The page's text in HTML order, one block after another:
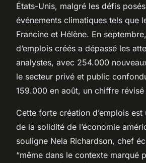
États-Unis, malgré les défis
événements climatiques tels que
Francine et Hélène. En
d’emplois créés a dépassé les
analystes, avec 254.000
le secteur privé et public
159.000 en août, un chiffre révisé
Cette forte création d’emplois
de la solidité de l’économie
souligne Nela Richardson, chef
“même dans le contexte marqué